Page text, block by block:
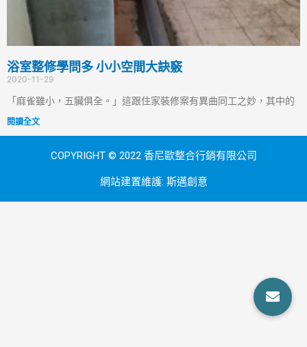
浴室整修學問多 小小空間大訣竅
2020-11-29
「麻雀雖小，五臟俱全。」這跟住家裝修案有異曲同工之妙，其中的
閱讀全文
COPYRIGHT © 2022 香尼歐整合行銷有限公司
網站建置維護: 斯邁創意